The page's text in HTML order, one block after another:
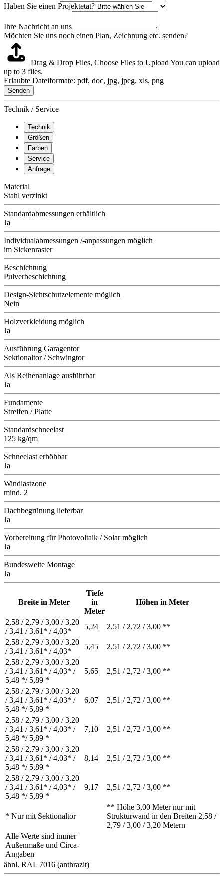
Haben Sie einen Projektetat?
Ihre Nachricht an uns
Möchten Sie uns noch einen Plan, Zeichnung etc. senden?
Drag & Drop Files, Choose Files to Upload You can upload
up to 3 files.
Erlaubte Dateiformate: pdf, doc, jpg, jpeg, xls, png
Senden
Technik / Service
Technik
Größen
Farben
Service
Anfrage
Material
Stahl verzinkt
Standardabmessungen erhältlich
Ja
Individualabmessungen /-anpassungen möglich
im Sickenraster
Beschichtung
Pulverbeschichtung
Design-Sichtschutzelemente möglich
Nein
Holzverkleidung möglich
Ja
Ausführung Garagentor
Sektionaltor / Schwingtor
Als Reihenanlage ausführbar
Ja
Fundamente
Streifen / Platte
Standardschneelast
125 kg/qm
Schneelast erhöhbar
Ja
Windlastzone
mind. 2
Dachbegrünung lieferbar
Ja
Vorbereitung für Photovoltaik / Solar möglich
Ja
Bundesweite Montage
Ja
Breite in Meter
Tiefe
in
Meter
Höhen in Meter
2,58 / 2,79 / 3,00 / 3,20
/ 3,41 / 3,61* / 4,03*
5,24
2,51 / 2,72 / 3,00 **
2,58 / 2,79 / 3,00 / 3,20
/ 3,41 / 3,61* / 4,03*
5,45
2,51 / 2,72 / 3,00 **
2,58 / 2,79 / 3,00 / 3,20
/ 3,41 / 3,61* / 4,03* /
5,48 */ 5,89 *
5,65 2,51 / 2,72 / 3,00 **
2,58 / 2,79 / 3,00 / 3,20
/ 3,41 / 3,61* / 4,03* /
5,48 */ 5,89 *
6,07 2,51 / 2,72 / 3,00 **
2,58 / 2,79 / 3,00 / 3,20
/ 3,41 / 3,61* / 4,03* /
5,48 */ 5,89 *
7,10 2,51 / 2,72 / 3,00 **
2,58 / 2,79 / 3,00 / 3,20
/ 3,41 / 3,61* / 4,03* /
5,48 */ 5,89 *
8,14 2,51 / 2,72 / 3,00 **
2,58 / 2,79 / 3,00 / 3,20
/ 3,41 / 3,61* / 4,03* /
5,48 */ 5,89 *
9,17 2,51 / 2,72 / 3,00 **
* Nur mit Sektionaltor
** Höhe 3,00 Meter nur mit
Strukturwand in den Breiten 2,58 /
2,79 / 3,00 / 3,20 Metern
Alle Werte sind immer
Außenmaße und Circa-
Angaben
ähnl. RAL 7016 (anthrazit)